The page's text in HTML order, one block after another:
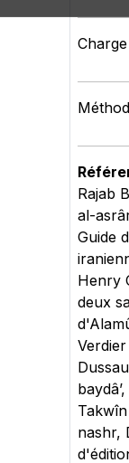
Rajab
al-
Guide
Henry
deux
nashr,